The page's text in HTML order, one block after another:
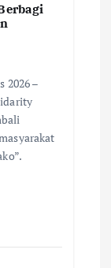
2026 –